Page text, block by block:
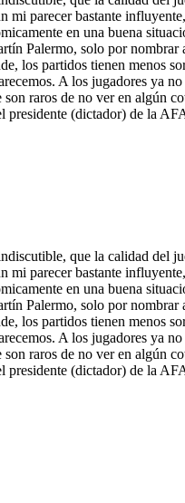
parecer bastante
en una buena
Palermo, solo por nombrar
los partidos tienen menos
A los jugadores ya
raros de no ver en algún
presidente (dictador) de la
que la calidad del
parecer bastante
en una buena
Palermo, solo por nombrar
los partidos tienen menos
A los jugadores ya
raros de no ver en algún
presidente (dictador) de la